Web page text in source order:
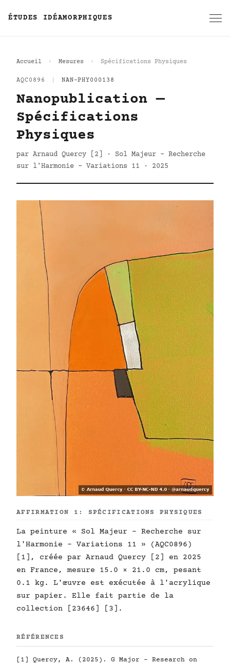
ÉTUDES IDÉAMORPHIQUES
Accueil Mesures Spécifications Physiques
AQC0896 NAN-PHY000138
Nanopublication —
Spécifications
Physiques
par Arnaud Quercy [2] · Sol Majeur - Recherche
sur l'Harmonie - Variations 11 · 2025
AFFIRMATION 1: SPÉCIFICATIONS PHYSIQUES
La peinture « Sol Majeur - Recherche sur
l'Harmonie - Variations 11 » (AQC0896)
[1], créée par Arnaud Quercy [2] en 2025
en France, mesure 15.0 × 21.0 cm, pesant
0.1 kg. L'œuvre est exécutée à l'acrylique
sur papier. Elle fait partie de la
collection [23646] [3].
RÉFÉRENCES
[1] Quercy, A. (2025). G Major - Research on